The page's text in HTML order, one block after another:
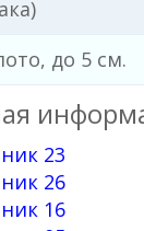
до 5 см.
23
26
16